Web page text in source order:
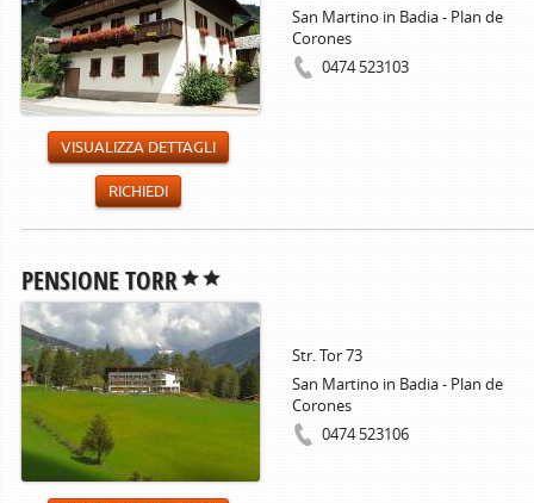
San Martino in Badia - Plan de
Corones
0474 523103
VISUALIZZA DETTAGLI
RICHIEDI
PENSIONE TORR
Str. Tor 73
San Martino in Badia - Plan de
Corones
0474 523106